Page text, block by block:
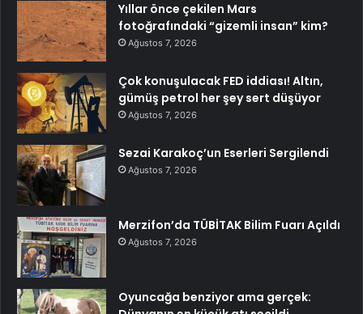
Yıllar önce çekilen Mars
fotoğrafındaki “gizemli insan” kim?
Ağustos 7, 2026
Çok konuşulacak FED iddiası! Altın,
gümüş petrol her şey sert düşüyor
Ağustos 7, 2026
Sezai Karakoç’un Eserleri Sergilendi
Ağustos 7, 2026
Merzifon’da TÜBİTAK Bilim Fuarı Açıldı
Ağustos 7, 2026
Oyuncağa benziyor ama gerçek: